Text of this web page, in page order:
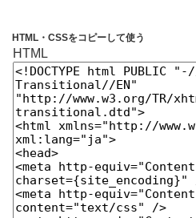
HTML・CSSをコピーして使う
HTML